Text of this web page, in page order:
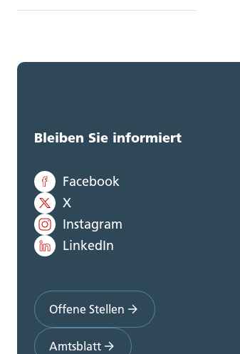
Bleiben Sie informiert
Facebook
X
Instagram
LinkedIn
Offene Stellen
Amtsblatt